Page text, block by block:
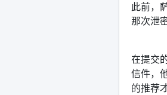
此前，
那次泄
在提交
信件，
的推荐